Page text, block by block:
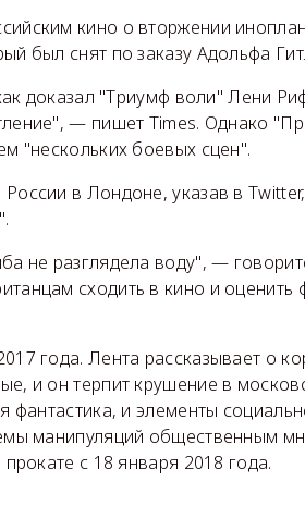
кино о вторжении
был снят по заказу Адольфа
доказал "Триумф воли" Лени
— пишет Times. Однако
"нескольких боевых сцен".
в Лондоне, указав в
не разглядела воду", —
сходить в кино и оценить
года. Лента рассказывает о
и он терпит крушение в
фантастика, и элементы
манипуляций общественным
с 18 января 2018 года.